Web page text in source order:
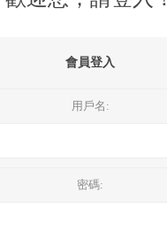
會員登入
用戶名:
密碼: